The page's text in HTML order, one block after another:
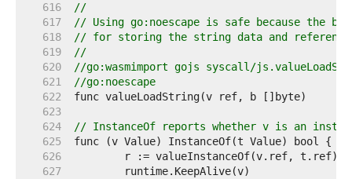
   616
//
   617
// Using go:noescape is safe because the
   618
// for storing the string data and
   619
//
   620
//go:wasmimport gojs syscall/
   621
//go:noescape
   622
   623
   624
// InstanceOf reports whether v is an
   625
   626
   627